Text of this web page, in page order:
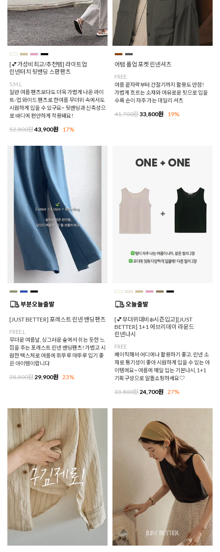
[💕가성비최고/추천템] 라이트업
린넨터치 뒷밴딩 스판팬츠
S,M,L
일반 여름 팬츠보다도 더욱 가볍게 나온 라이
트-업 와이드 팬츠로 한여름 무더위 속에서도
시원하게 입을 수 있구요~ 뒷밴딩과 신축성으
로 바디에 편안하게 착용돼요!
52,800원43,900원 17%
어텀 롤업 포켓 린넨셔츠
FREE
여름 끝자락부터 간절기까지 활용도 만점!
가볍게 흐르는 소재와 여유로운 핏으로 입을
수록 손이 자주 가는 데일리 셔츠
41,700원33,800원 19%
[JUST BETTER] 포레스트 린넨 밴딩팬츠
FREE,L
무더운 여름날, 싱그러운 숲에서 쉬는 듯한 느
낌을 주는 포레스트 린넨 밴딩팬츠! 가볍고 시
원한 텍스처로 여름에 휘뚜루 마뚜루 입기 좋
은 아이템이랍니다
38,800원 29,900원 23%
[💕무더위대비❄️시즌입고][JUST
BETTER] 1+1 에브리데이 라운드
린넨나시
FREE
베이직해서 어디에나 활용하기 좋고, 린넨 소
재로 통기성이 좋아 시원하게 입을 수 있는 아
이템에요~ 여름에 매일 입는 기본나시, 1+1
기획구성으로 알뜰쇼핑하세요♡
33,800원 24,700원 27%